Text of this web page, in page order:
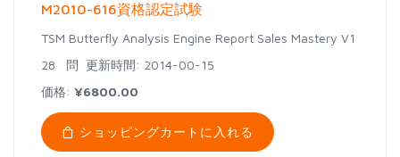
M2010-616資格認定試験
TSM Butterfly Analysis Engine Report Sales Mastery V1
28 問 更新時間: 2014-00-15
価格: ¥6800.00
ショッピングカートに入れる